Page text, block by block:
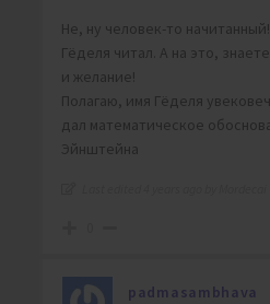
Не, ну человек-то начитанный!
Гёделя читал. А на это,
и желание!
Полагаю, имя Гёделя
дал математическое
Эйнштейна
padmasambhava